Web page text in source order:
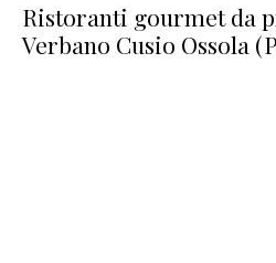
Ristoranti gourmet da
Verbano Cusio Ossola